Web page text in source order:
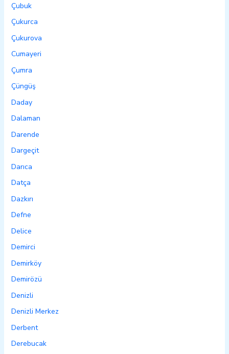
Çubuk
Çukurca
Çukurova
Cumayeri
Çumra
Çüngüş
Daday
Dalaman
Darende
Dargeçit
Darıca
Datça
Dazkırı
Defne
Delice
Demirci
Demirköy
Demirözü
Denizli
Denizli Merkez
Derbent
Derebucak